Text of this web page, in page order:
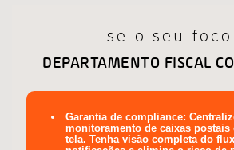
se o seu foco
DEPARTAMENTO FISCAL
Garantia de compliance:
monitoramento de caixas postais
tela. Tenha visão completa do